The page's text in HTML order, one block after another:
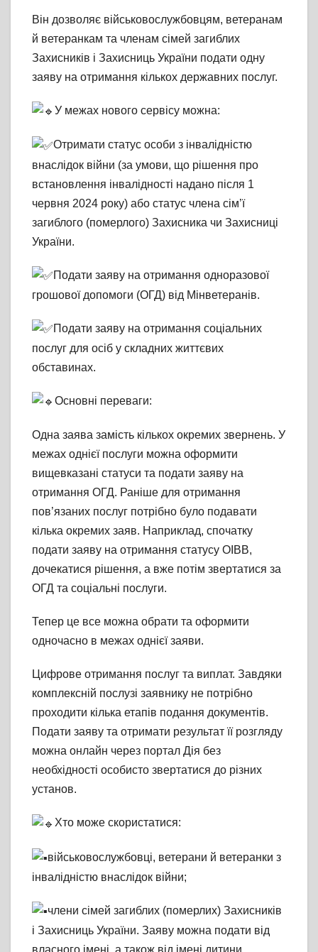
Він дозволяє військовослужбовцям, ветеранам
й ветеранкам та членам сімей загиблих
Захисників і Захисниць України подати одну
заяву на отримання кількох державних послуг.
У межах нового сервісу можна:
Отримати статус особи з інвалідністю
внаслідок війни (за умови, що рішення про
встановлення інвалідності надано після 1
червня 2024 року) або статус члена сім’ї
загиблого (померлого) Захисника чи Захисниці
України.
Подати заяву на отримання одноразової
грошової допомоги (ОГД) від Мінветеранів.
Подати заяву на отримання соціальних
послуг для осіб у складних життєвих
обставинах.
Основні переваги:
Одна заява замість кількох окремих звернень. У
межах однієї послуги можна оформити
вищевказані статуси та подати заяву на
отримання ОГД. Раніше для отримання
пов’язаних послуг потрібно було подавати
кілька окремих заяв. Наприклад, спочатку
подати заяву на отримання статусу ОІВВ,
дочекатися рішення, а вже потім звертатися за
ОГД та соціальні послуги.
Тепер це все можна обрати та оформити
одночасно в межах однієї заяви.
Цифрове отримання послуг та виплат. Завдяки
комплексній послузі заявнику не потрібно
проходити кілька етапів подання документів.
Подати заяву та отримати результат її розгляду
можна онлайн через портал Дія без
необхідності особисто звертатися до різних
установ.
Хто може скористатися:
військовослужбовці, ветерани й ветеранки з
інвалідністю внаслідок війни;
члени сімей загиблих (померлих) Захисників
і Захисниць України. Заяву можна подати від